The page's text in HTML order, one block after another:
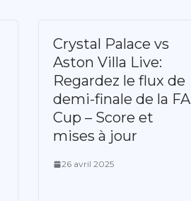
Crystal Palace vs
Aston Villa Live:
Regardez le flux de
demi-finale de la FA
Cup – Score et
mises à jour
26 avril 2025